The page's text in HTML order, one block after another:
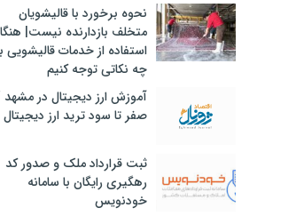
نحوه برخورد با قالیشویان
متخلف بازدارنده نیست|
استفاده از خدمات قالیشویی
چه نکاتی توجه کنیم
آموزش ارز دیجیتال در
صفر تا سود ترید ارز دیجیتال
ثبت قرارداد ملک و صدور کد
رهگیری رایگان با سامانه
خودنویس